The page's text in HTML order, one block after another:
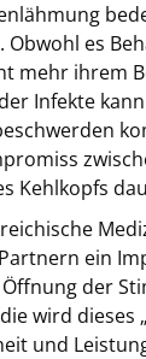
Obwohl es
mehr ihrem
Infekte
Kehlkopfs
ein
der
wird
und